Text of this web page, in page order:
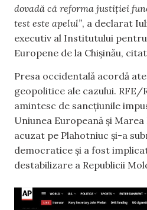
dovadă că reforma justiției
test este apelul”, a declarat
executiv al Institutului
Europene de la Chișinău, citat
Presa occidentală acordă
geopolitice ale cazului. RFE/
amintesc de sancțiunile
Uniunea Europeană și
acuzat pe Plahotniuc și-a
democratice și a fost
destabilizare a Republicii